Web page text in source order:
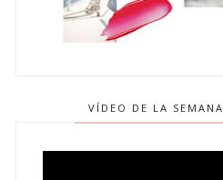
VÍDEO DE LA SEMANA